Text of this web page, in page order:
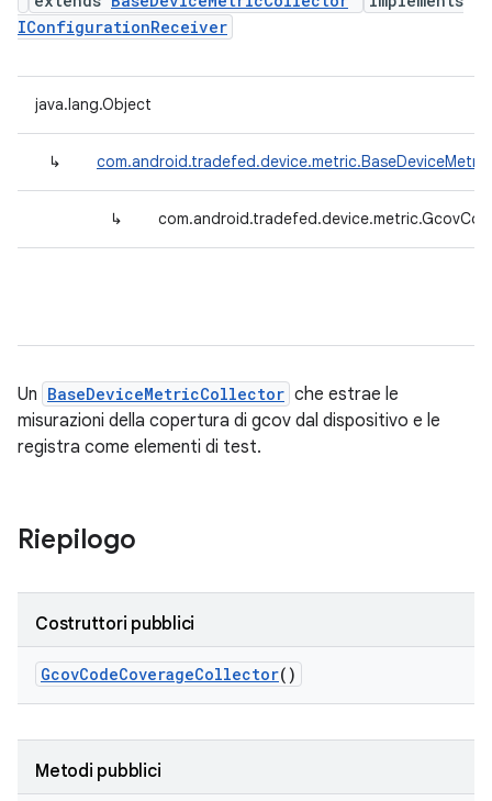
IConfigurationReceiver
java.lang.Object
↳
↳
Un BaseDeviceMetricCollector che estrae le
misurazioni della copertura di gcov dal dispositivo e le
registra come elementi di test.
Riepilogo
Costruttori pubblici
GcovCodeCoverageCollector()
Metodi pubblici